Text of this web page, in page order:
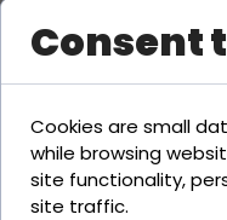
Consent
Cookies are small
while browsing
site functionality,
site traffic.